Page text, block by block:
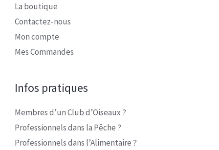
La boutique
Contactez-nous
Mon compte
Mes Commandes
Infos pratiques
Membres d’un Club d’Oiseaux ?
Professionnels dans la Pêche ?
Professionnels dans l’Alimentaire ?